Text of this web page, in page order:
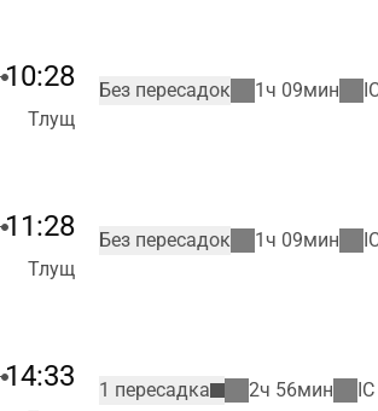
10:28
Тлущ
Без пересадок 1ч 09мин
11:28
Тлущ
Без пересадок 1ч 09мин
14:33 1 пересадка 2ч 56мин IC